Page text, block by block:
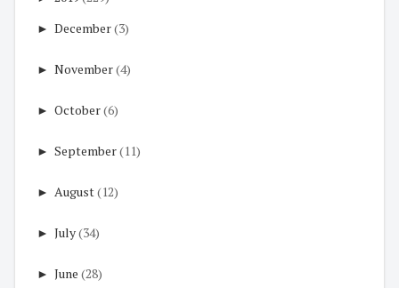
► December(3)
► November(4)
► October(6)
► September(11)
► August(12)
► July(34)
► June (28)